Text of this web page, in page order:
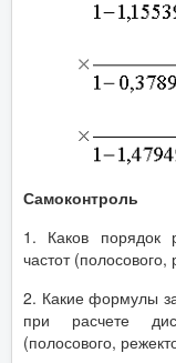
Самоконтроль
1. Каков порядок
частот (полосового,
2. Какие формулы
при расчете
(полосового,